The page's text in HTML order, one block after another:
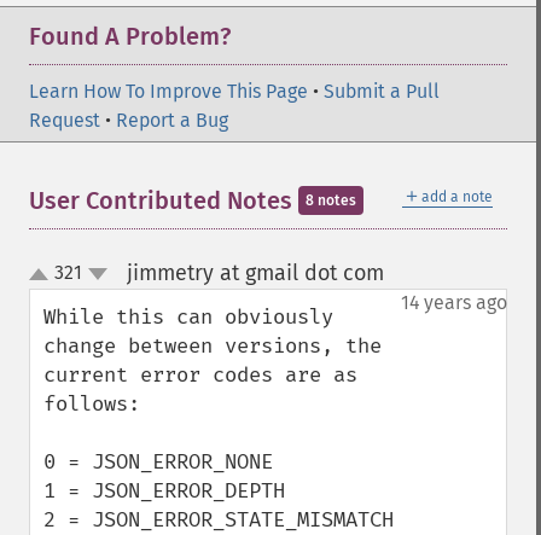
Found A Problem?
Learn How To Improve This Page • Submit a Pull
Request • Report a Bug
＋ add a note
User Contributed Notes 8 notes
up
down
321 jimmetry at gmail dot com
14 years ago
While this can obviously
change between versions, the
current error codes are as
follows:
0 = JSON_ERROR_NONE
1 = JSON_ERROR_DEPTH
2 = JSON_ERROR_STATE_MISMATCH